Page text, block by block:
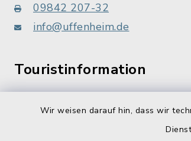
Wir weisen darauf hin, dass wir
09842 207-32
info@uffenheim.de
Touristinformation